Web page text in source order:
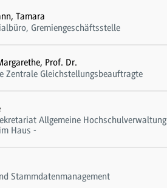
Tamara
Gremiengeschäftsstelle
Prof. Dr.
Zentrale Gleichstellungsbeauftragte
Allgemeine Hochschulverwaltung
Haus -
Stammdatenmanagement